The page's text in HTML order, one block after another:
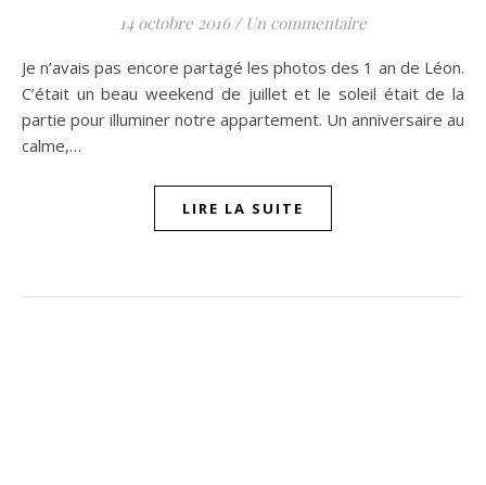
14 octobre 2016 / Un commentaire
Je n’avais pas encore partagé les photos des 1 an de Léon.
C’était un beau weekend de juillet et le soleil était de la
partie pour illuminer notre appartement. Un anniversaire au
calme,…
LIRE LA SUITE